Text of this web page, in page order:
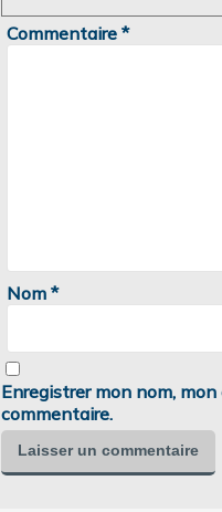
Commentaire *
Nom *
Enregistrer mon nom,
commentaire.